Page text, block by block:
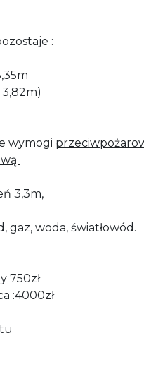
:
3,82m)
wymogi
3,3m,
gaz, woda, światłowód.
750zł
:4000zł